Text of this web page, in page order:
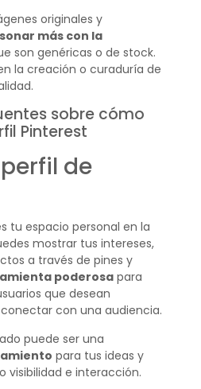
originales y
más con la
son genéricas o de stock.
la creación o curaduría de
sobre cómo
Pinterest
de
tu espacio personal en la
mostrar tus intereses,
a través de pines y
poderosapara
que desean
con una audiencia.
puede ser una
para tus ideas y
visibilidad e interacción.